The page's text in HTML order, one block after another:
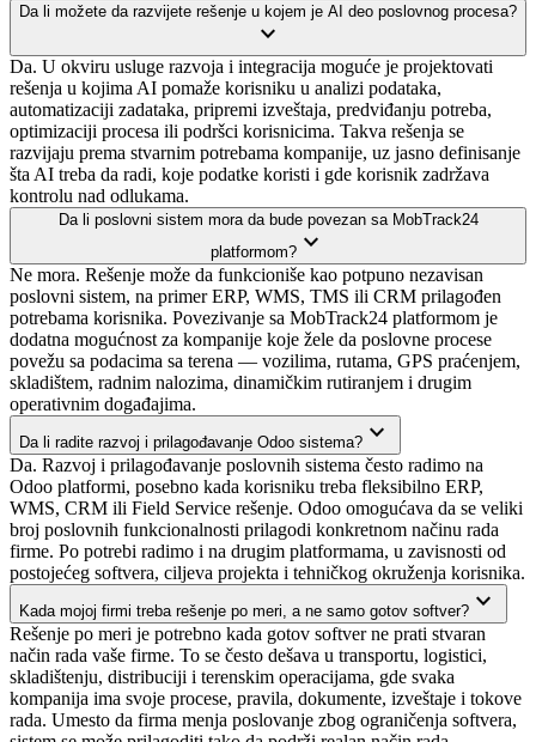
Da li možete da razvijete rešenje u kojem je AI deo poslovnog procesa?
expand_more
Da. U okviru usluge razvoja i integracija moguće je projektovati
rešenja u kojima AI pomaže korisniku u analizi podataka,
automatizaciji zadataka, pripremi izveštaja, predviđanju potreba,
optimizaciji procesa ili podršci korisnicima. Takva rešenja se
razvijaju prema stvarnim potrebama kompanije, uz jasno definisanje
šta AI treba da radi, koje podatke koristi i gde korisnik zadržava
kontrolu nad odlukama.
Da li poslovni sistem mora da bude povezan sa MobTrack24
platformom? expand_more
Ne mora. Rešenje može da funkcioniše kao potpuno nezavisan
poslovni sistem, na primer ERP, WMS, TMS ili CRM prilagođen
potrebama korisnika. Povezivanje sa MobTrack24 platformom je
dodatna mogućnost za kompanije koje žele da poslovne procese
povežu sa podacima sa terena — vozilima, rutama, GPS praćenjem,
skladištem, radnim nalozima, dinamičkim rutiranjem i drugim
operativnim događajima.
Da li radite razvoj i prilagođavanje Odoo sistema? expand_more
Da. Razvoj i prilagođavanje poslovnih sistema često radimo na
Odoo platformi, posebno kada korisniku treba fleksibilno ERP,
WMS, CRM ili Field Service rešenje. Odoo omogućava da se veliki
broj poslovnih funkcionalnosti prilagodi konkretnom načinu rada
firme. Po potrebi radimo i na drugim platformama, u zavisnosti od
postojećeg softvera, ciljeva projekta i tehničkog okruženja korisnika.
Kada mojoj firmi treba rešenje po meri, a ne samo gotov softver? expand_more
Rešenje po meri je potrebno kada gotov softver ne prati stvaran
način rada vaše firme. To se često dešava u transportu, logistici,
skladištenju, distribuciji i terenskim operacijama, gde svaka
kompanija ima svoje procese, pravila, dokumente, izveštaje i tokove
rada. Umesto da firma menja poslovanje zbog ograničenja softvera,